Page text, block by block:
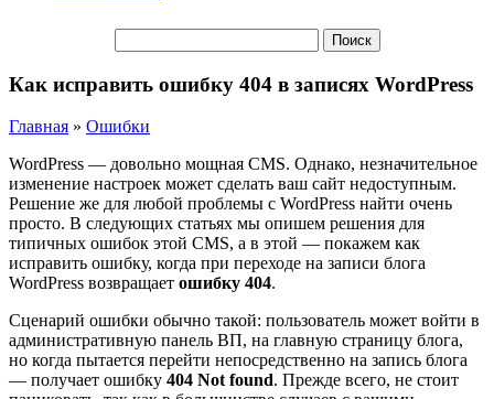
Как исправить ошибку 404 в записях WordPress
Главная » Ошибки
WordPress — довольно мощная CMS. Однако, незначительное
изменение настроек может сделать ваш сайт недоступным.
Решение же для любой проблемы с WordPress найти очень
просто. В следующих статьях мы опишем решения для
типичных ошибок этой CMS, а в этой — покажем как
исправить ошибку, когда при переходе на записи блога
WordPress возвращает ошибку 404.
Сценарий ошибки обычно такой: пользователь может войти в
административную панель ВП, на главную страницу блога,
но когда пытается перейти непосредственно на запись блога
— получает ошибку 404 Not found. Прежде всего, не стоит